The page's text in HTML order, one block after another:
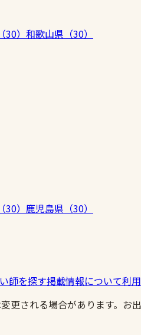
（30） 和歌山県 （30）
（30） 鹿児島県 （30）
師を探す掲載情報について利
される場合があります。お